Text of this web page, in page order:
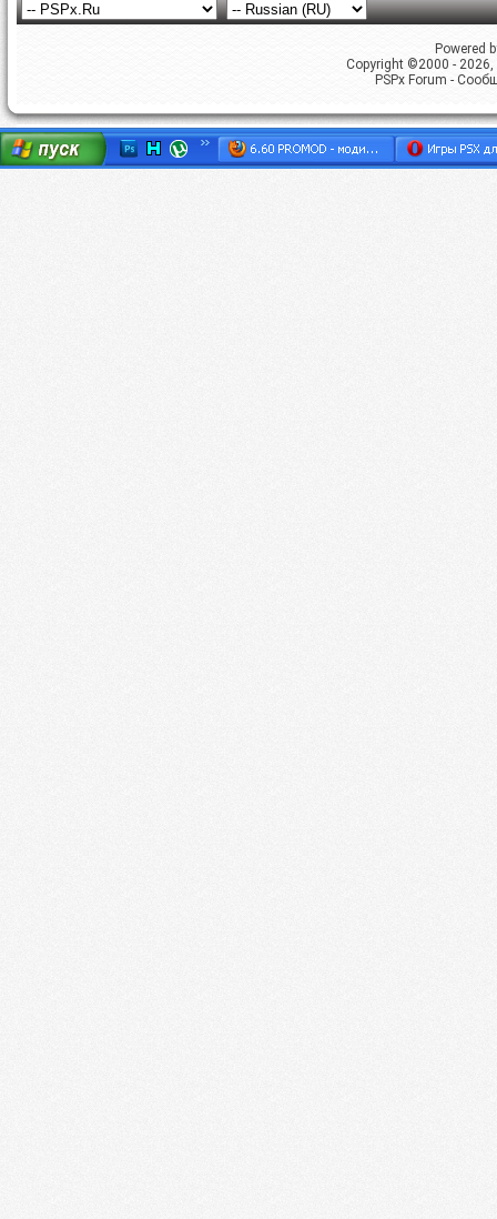
Powered
Copyright ©2000 -
PSPx Forum -